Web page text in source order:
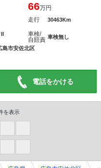
66万円
走行 30463Km
車検/
自賠責 車検無し
島市安佐北区
電話をかける
を表示